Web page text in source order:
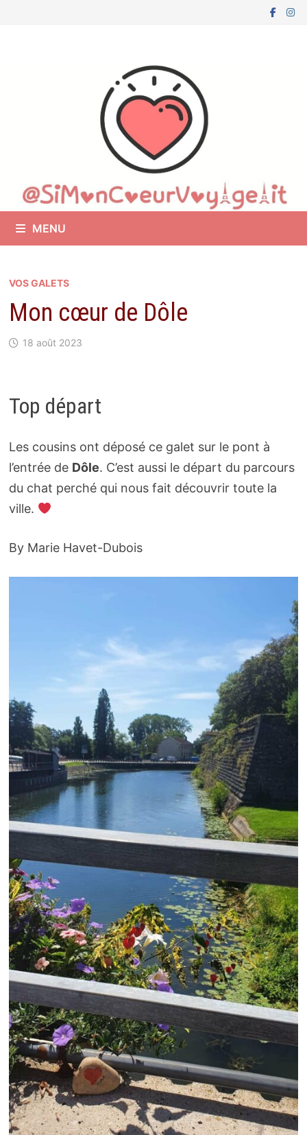
MENU
VOS GALETS
Mon cœur de Dôle
18 août 2023
Top départ
Les cousins ont déposé ce galet sur le pont à
l’entrée de Dôle. C’est aussi le départ du parcours
du chat perché qui nous fait découvrir toute la
ville.
By Marie Havet-Dubois